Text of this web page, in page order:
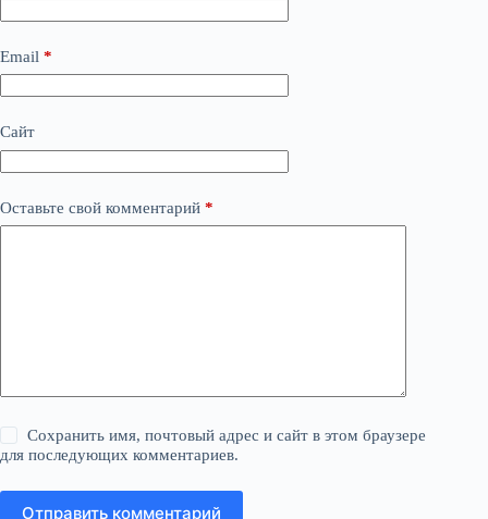
Email *
Сайт
Оставьте свой комментарий *
Сохранить имя, почтовый адрес и сайт в этом браузере
для последующих комментариев.
Отправить комментарий